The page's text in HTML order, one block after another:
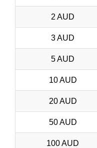
2 AUD
3 AUD
5 AUD
10 AUD
20 AUD
50 AUD
100 AUD